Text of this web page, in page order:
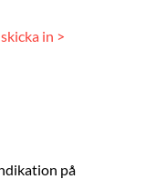
in >
på